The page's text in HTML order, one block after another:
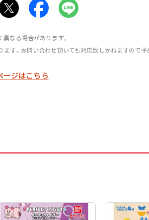
なる場合があります。
す。お問い合わせ頂いても対応致しかねますので予
ージはこちら